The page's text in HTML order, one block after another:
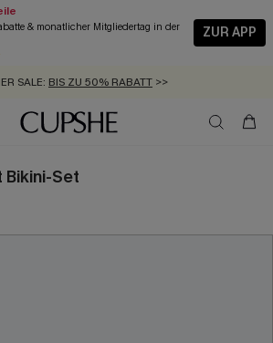
& monatlicher Mitgliedertag in der
ZUR APP
MIT JEDEM SCHNELLVERSAND-ARTIKEL >>
SALE: BIS ZU 50% RABATT >>
BIS ZU -20% EXTRA ERHALTEN
VERSAND AB 89 €
Bikini-Set